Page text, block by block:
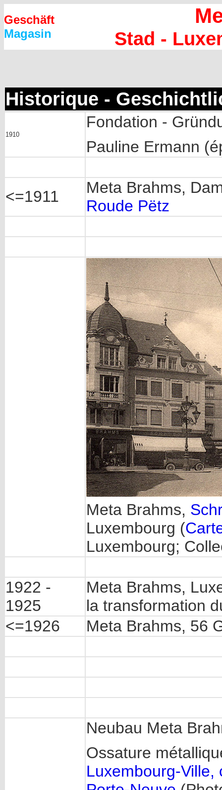
Geschäft
Magasin
Stad -
Historique -
1910
Fondation -
Pauline Ermann
<=1911
Meta Brahms,
Roude Pëtz
Meta Brahms,
Luxembourg (
Luxembourg;
1922 -
1925
Meta Brahms,
la transformation
<=1926
Meta Brahms, 56
Neubau Meta
Ossature
Luxembourg-Ville,